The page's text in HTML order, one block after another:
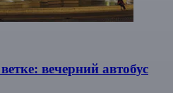
вечерний автобус